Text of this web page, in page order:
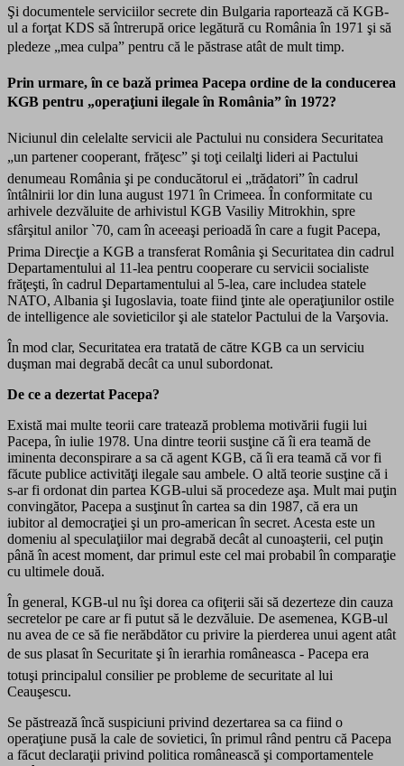
Şi documentele serviciilor secrete din Bulgaria raportează că KGB-
ul a forţat KDS să întrerupă orice legătură cu România în 1971 şi să
pledeze „mea culpa” pentru că le păstrase atât de mult timp.
Prin urmare, în ce bază primea Pacepa ordine de la conducerea
KGB pentru „operaţiuni ilegale în România” în 1972?
Niciunul din celelalte servicii ale Pactului nu considera Securitatea
„un partener cooperant, frăţesc” şi toţi ceilalţi lideri ai Pactului
denumeau România şi pe conducătorul ei „trădatori” în cadrul
întâlnirii lor din luna august 1971 în Crimeea. În conformitate cu
arhivele dezvăluite de arhivistul KGB Vasiliy Mitrokhin, spre
sfârşitul anilor `70, cam în aceeaşi perioadă în care a fugit Pacepa,
Prima Direcţie a KGB a transferat România şi Securitatea din cadrul
Departamentului al 11-lea pentru cooperare cu servicii socialiste
frăţeşti, în cadrul Departamentului al 5-lea, care includea statele
NATO, Albania şi Iugoslavia, toate fiind ţinte ale operaţiunilor ostile
de intelligence ale sovieticilor şi ale statelor Pactului de la Varşovia.
În mod clar, Securitatea era tratată de către KGB ca un serviciu
duşman mai degrabă decât ca unul subordonat.
De ce a dezertat Pacepa?
Există mai multe teorii care tratează problema motivării fugii lui
Pacepa, în iulie 1978. Una dintre teorii susţine că îi era teamă de
iminenta deconspirare a sa că agent KGB, că îi era teamă că vor fi
făcute publice activităţi ilegale sau ambele. O altă teorie susţine că i
s-ar fi ordonat din partea KGB-ului să procedeze aşa. Mult mai puţin
convingător, Pacepa a susţinut în cartea sa din 1987, că era un
iubitor al democraţiei şi un pro-american în secret. Acesta este un
domeniu al speculaţiilor mai degrabă decât al cunoaşterii, cel puţin
până în acest moment, dar primul este cel mai probabil în comparaţie
cu ultimele două.
În general, KGB-ul nu îşi dorea ca ofiţerii săi să dezerteze din cauza
secretelor pe care ar fi putut să le dezvăluie. De asemenea, KGB-ul
nu avea de ce să fie nerăbdător cu privire la pierderea unui agent atât
de sus plasat în Securitate şi în ierarhia româneasca - Pacepa era
totuşi principalul consilier pe probleme de securitate al lui
Ceauşescu.
Se păstrează încă suspiciuni privind dezertarea sa ca fiind o
operaţiune pusă la cale de sovietici, în primul rând pentru că Pacepa
a făcut declaraţii privind politica românească şi comportamentele